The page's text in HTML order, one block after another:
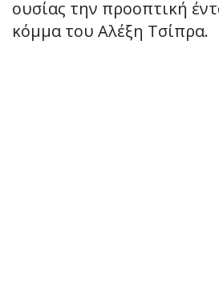
ουσίας την προοπτική
κόμμα του Αλέξη Τσίπρα.